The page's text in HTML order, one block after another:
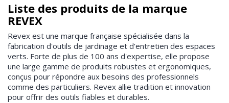
Liste des produits de la marque
REVEX
Revex est une marque française spécialisée dans la
fabrication d'outils de jardinage et d'entretien des espaces
verts. Forte de plus de 100 ans d'expertise, elle propose
une large gamme de produits robustes et ergonomiques,
conçus pour répondre aux besoins des professionnels
comme des particuliers. Revex allie tradition et innovation
pour offrir des outils fiables et durables.